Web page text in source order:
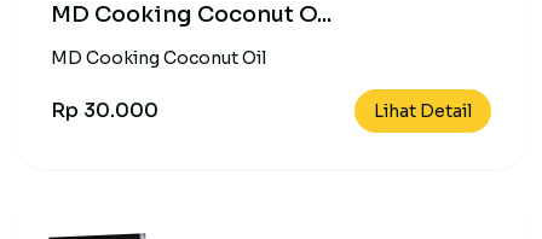
MD Cooking Coconut O...
MD Cooking Coconut Oil
Rp 30.000 Lihat Detail